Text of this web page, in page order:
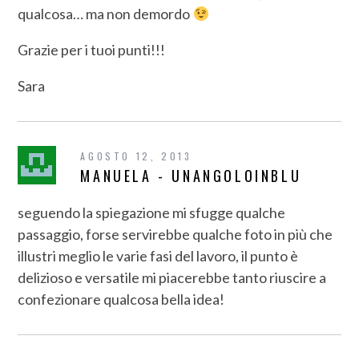
qualcosa… ma non demordo
Grazie per i tuoi punti!!!
Sara
AGOSTO 12, 2013
MANUELA - UNANGOLOINBLU
seguendo la spiegazione mi sfugge qualche
passaggio, forse servirebbe qualche foto in più che
illustri meglio le varie fasi del lavoro, il punto è
delizioso e versatile mi piacerebbe tanto riuscire a
confezionare qualcosa bella idea!